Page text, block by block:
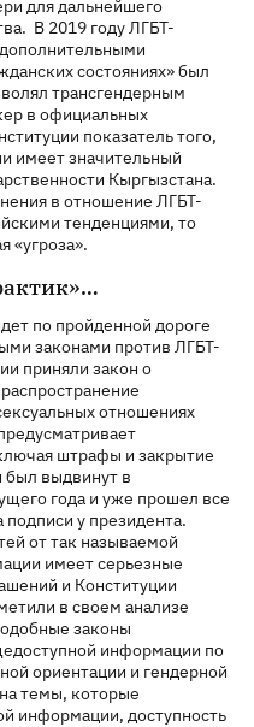
для дальнейшего
В 2019 году ЛГБТ-
состояниях» был
трансгендерным
в официальных
показатель того,
имеет значительный
Кыргызстана.
в отношение ЛГБТ-
тенденциями, то
«угроза».
по пройденной дороге
законами против ЛГБТ-
приняли закон о
отношениях
штрафы и закрытие
был выдвинут в
года и уже прошел все
подписи у президента.
от так называемой
имеет серьезные
и Конституции
в своем анализе
законы
информации по
ориентации и гендерной
темы, которые
информации, доступность